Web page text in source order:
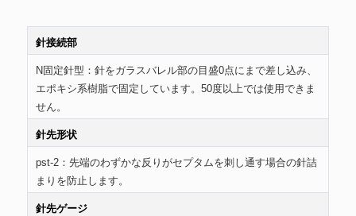
針接続部
N固定針型：針をガラスバレル部の目盛0点にまで差し込み、
エポキシ系樹脂で固定しています。50度以上では使用できま
せん。
針先形状
pst-2：先端のわずかな反りがセプタムを刺し通す場合の針詰
まりを防止します。
針先ゲージ